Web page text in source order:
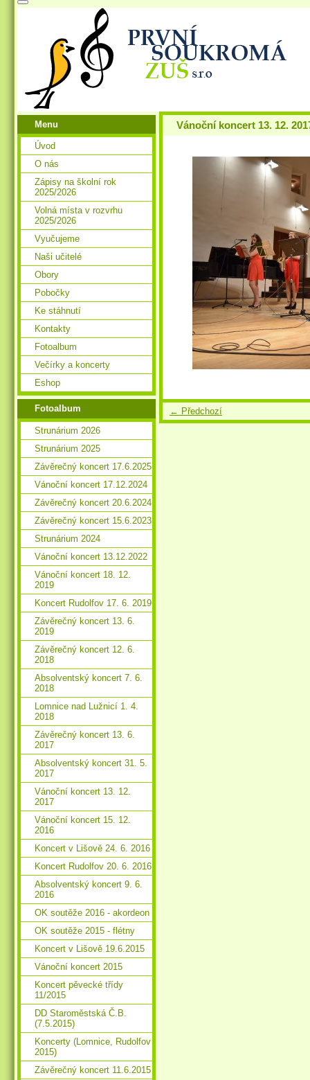
Vánoční koncert 13. 12.
← Předchozí
Menu
Úvod
O nás
Zápisy na školní rok
2025/2026
Volná místa v rozvrhu
2025/2026
Vyučujeme
Naši učitelé
Obory
Pobočky
Ke stáhnutí
Kontakty
Fotoalbum
Večírky a koncerty
Eshop
Fotoalbum
Strunárium 2026
Strunárium 2025
Závěrečný koncert 17.6.2025
Vánoční koncert 17.12.2024
Závěrečný koncert 20.6.2024
Závěrečný koncert 15.6.2023
Strunárium 2024
Vánoční koncert 13.12.2022
Vánoční koncert 18. 12.
2019
Koncert Rudolfov 17. 6. 2019
Závěrečný koncert 13. 6.
2019
Závěrečný koncert 12. 6.
2018
Absolventský koncert 7. 6.
2018
Lomnice nad Lužnicí 1. 4.
2018
Závěrečný koncert 13. 6.
2017
Absolventský koncert 31. 5.
2017
Vánoční koncert 13. 12.
2017
Vánoční koncert 15. 12.
2016
Koncert v Lišově 24. 6. 2016
Koncert Rudolfov 20. 6. 2016
Absolventský koncert 9. 6.
2016
OK soutěže 2016 - akordeon
OK soutěže 2015 - flétny
Koncert v Lišově 19.6.2015
Vánoční koncert 2015
Koncert pěvecké třídy
11/2015
DD Staroměstská Č.B.
(7.5.2015)
Koncerty (Lomnice, Rudolfov
2015)
Závěrečný koncert 11.6.2015